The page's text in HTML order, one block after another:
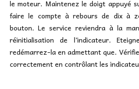
le moteur. Maintenez le doigt appuyé
faire le compte à rebours de dix à
bouton. Le service reviendra à la
réinitialisation de l’indicateur.
redémarrez-la en admettant que.
correctement en contrôlant les